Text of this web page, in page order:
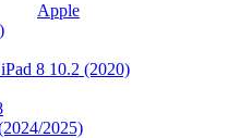
Apple
8 10.2 (2020)
2025)